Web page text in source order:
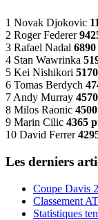
1 Novak Djokovic
2 Roger Federer
3 Rafael Nadal
4 Stan Wawrinka
5 Kei Nishikori
6 Tomas Berdych
7 Andy Murray
8 Milos Raonic
9 Marin Cilic 4365
10 David Ferrer
Les derniers
Coupe Davis
Classement
Statistiques